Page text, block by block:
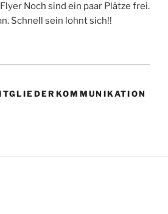
Noch sind ein paar Plätze frei.
Schnell sein lohnt sich!!